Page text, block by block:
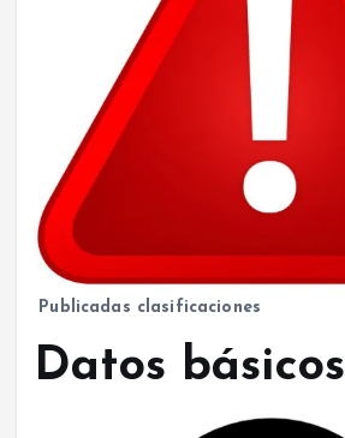
Publicadas clasificaciones
Datos básicos